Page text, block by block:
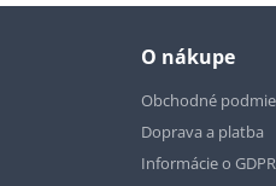
O nákupe
Obchodné
Doprava a platba
Informácie o GDPR